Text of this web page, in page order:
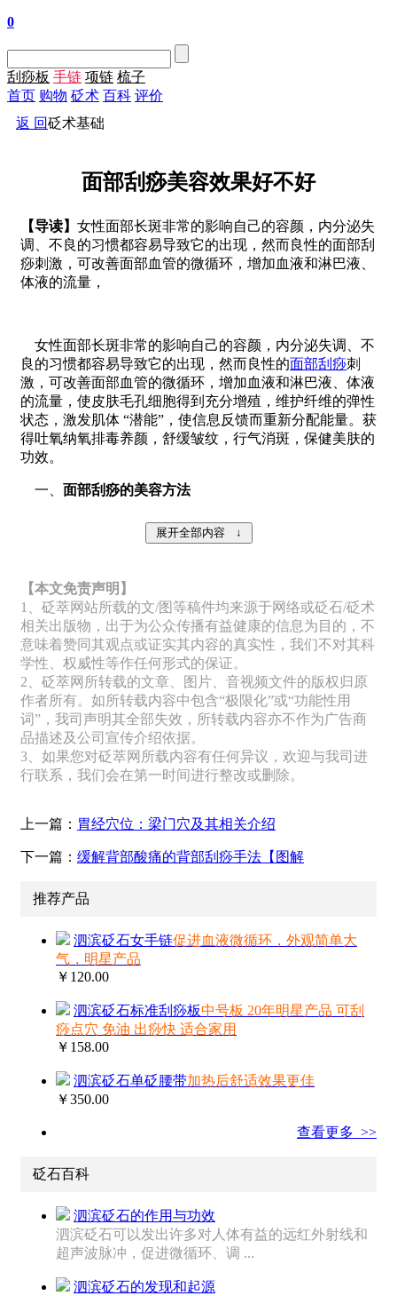
0
刮痧板 手链 项链 梳子
首页 购物 砭术 百科 评价
返 回砭术基础
面部刮痧美容效果好不好
【导读】 女性面部长斑非常的影响自己的容颜，内分泌失
调、不良的习惯都容易导致它的出现，然而良性的面部刮
痧刺激，可改善面部血管的微循环，增加血液和淋巴液、
体液的流量，
女性面部长斑非常的影响自己的容颜，内分泌失调、不
良的习惯都容易导致它的出现，然而良性的面部刮痧刺
激，可改善面部血管的微循环，增加血液和淋巴液、体液
的流量，使皮肤毛孔细胞得到充分增殖，维护纤维的弹性
状态，激发肌体 “潜能”，使信息反馈而重新分配能量。获
得吐氧纳氧排毒养颜，舒缓皱纹，行气消斑，保健美肤的
功效。
一、 面部刮痧的美容方法
【本文免责声明】
1、砭萃网站所载的文/图等稿件均来源于网络或砭石/砭术
相关出版物，出于为公众传播有益健康的信息为目的，不
意味着赞同其观点或证实其内容的真实性，我们不对其科
学性、权威性等作任何形式的保证。
2、砭萃网所转载的文章、图片、音视频文件的版权归原
作者所有。如所转载内容中包含“极限化”或“功能性用
词”，我司声明其全部失效，所转载内容亦不作为广告商
品描述及公司宣传介绍依据。
3、如果您对砭萃网所载内容有任何异议，欢迎与我司进
行联系，我们会在第一时间进行整改或删除。
上一篇： 胃经穴位：梁门穴及其相关介绍
下一篇： 缓解背部酸痛的背部刮痧手法【图解
推荐产品
泗滨砭石女手链促进血液微循环，外观简单大
气，明星产品
￥120.00
泗滨砭石标准刮痧板中号板 20年明星产品 可刮
痧点穴 免油 出痧快 适合家用
￥158.00
泗滨砭石单砭腰带加热后舒适效果更佳
￥350.00
查看更多 >>
砭石百科
泗滨砭石的作用与功效
泗滨砭石可以发出许多对人体有益的远红外射线和
超声波脉冲，促进微循环、调 ...
泗滨砭石的发现和起源